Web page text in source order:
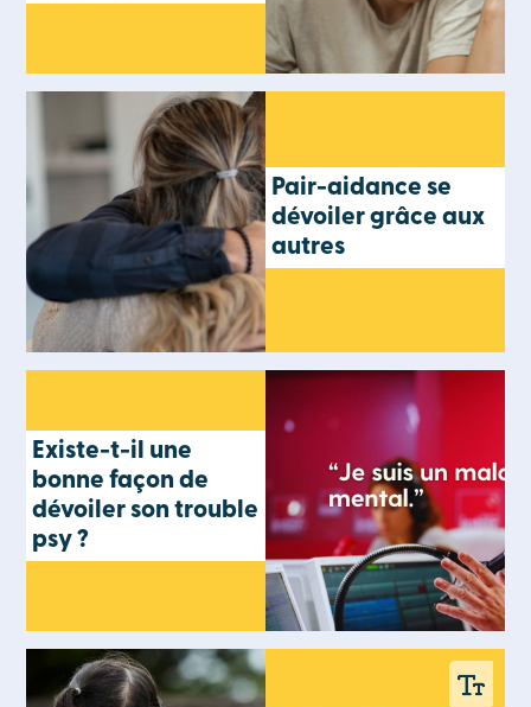
Pair-aidance se
dévoiler grâce aux
autres
Existe-t-il une
bonne façon de
dévoiler son trouble
psy ?